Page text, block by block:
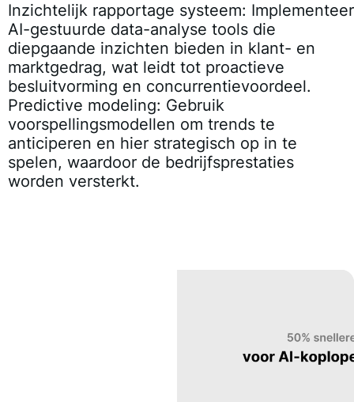
Inzichtelijk rapportage systeem: Implementeer
AI-gestuurde data-analyse tools die
diepgaande inzichten bieden in klant- en
marktgedrag, wat leidt tot proactieve
besluitvorming en concurrentievoordeel.
Predictive modeling: Gebruik
voorspellingsmodellen om trends te
anticiperen en hier strategisch op in te
spelen, waardoor de bedrijfsprestaties
worden versterkt.